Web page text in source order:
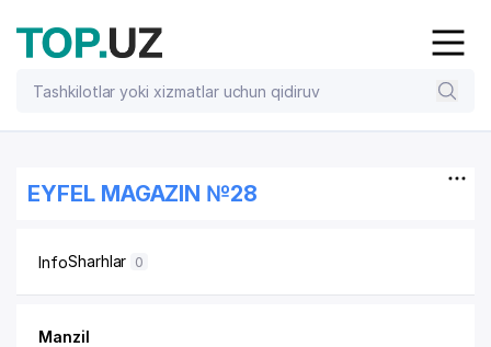
EYFEL MAGAZIN №28
InfoSharhlar 0
Manzil